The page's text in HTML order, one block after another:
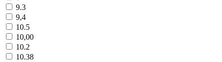
9.3
9,4
10.5
10,00
10.2
10.38